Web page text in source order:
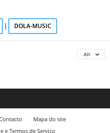
| DOLA-MUSIC
All
Mapa do site
e Termos de Serviço